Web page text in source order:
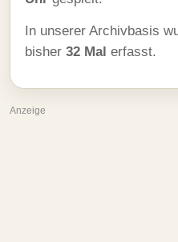
In unserer Archivbasis
bisher 32 Mal erfasst.
Anzeige